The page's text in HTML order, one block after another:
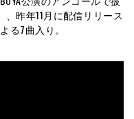
昨年11月に配信リリース
る7曲入り。